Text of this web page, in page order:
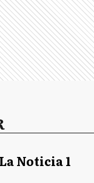
La Noticia 1